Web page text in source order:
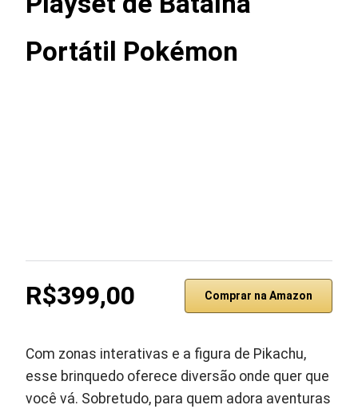
Portátil Pokémon
R$399,00 Comprar na Amazon
Com zonas interativas e a figura de Pikachu,
esse brinquedo oferece diversão onde quer que
você vá. Sobretudo, para quem adora aventuras